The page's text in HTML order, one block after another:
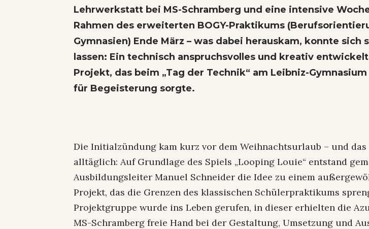
Lehrwerkstatt bei MS-Schramberg und eine intensive
Rahmen des erweiterten BOGY-Praktikums
Gymnasien) Ende März – was dabei herauskam, konnte sich
lassen: Ein technisch anspruchsvolles und kreativ
Projekt, das beim „Tag der Technik“ am Leibniz-
für Begeisterung sorgte.
Die Initialzündung kam kurz vor dem Weihnachtsurlaub – und
alltäglich: Auf Grundlage des Spiels „Looping Louie“ entstand
Ausbildungsleiter Manuel Schneider die Idee zu einem
Projekt, das die Grenzen des klassischen Schülerpraktikums
Projektgruppe wurde ins Leben gerufen, in dieser erhielten die
MS-Schramberg freie Hand bei der Gestaltung, Umsetzung und